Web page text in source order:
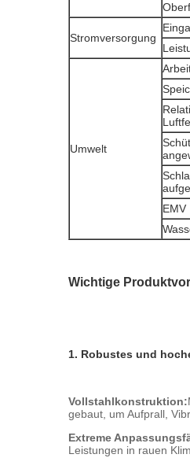
Stromversorgung
Umwelt
EMV
Wichtige
1. Robustes und
Vollstahlkonstruktion:
gebaut, um Aufprall,
Extreme
Leistungen in rauen